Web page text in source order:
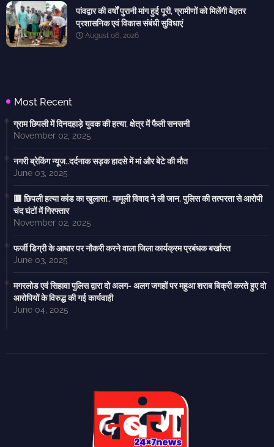
पांवद्वार की वर्षों पुरानी मांग हुई पूरी, ग्रामीणों को मिलेंगी बेहतर
प्रशासनिक एवं विकास संबंधी सुविधाएं
August 06, 2026
Most Recent
ग्राम छिपली में दिनदहाड़े युवक की हत्या, क्षेत्र में फैली सनसनी
November 02, 2025
नगरी ब्रेकिंग न्यूज..दर्दनाक सड़क हादसे में मां और बेटे की मौत
June 03, 2025
🟥 छिपली हत्या कांड का खुलासा.. मामूली विवाद ने ली जान, पुलिस की तत्परता से आरोपी
चंद घंटों में गिरफ्तार
November 02, 2025
फर्जी डिग्री के आधार पर नौकरी करने वाला जिला कार्यक्रम प्रबंधक बर्खास्त
June 03, 2025
मगरलोड एवं सिहावा पुलिस द्वारा दो अलग- अलग जगहों पर महुआ शराब बिक्री करते हुए दो
आरोपियों के विरुद्ध की गई कार्यवाही
June 04, 2025